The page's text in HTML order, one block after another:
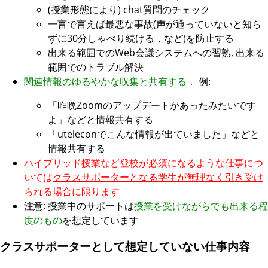
(授業形態により) chat質問のチェック
一言で言えば最悪な事故(声が通っていないと知ら
ずに30分しゃべり続ける，など)を防止する
出来る範囲でのWeb会議システムへの習熟, 出来る
範囲でのトラブル解決
関連情報のゆるやかな収集と共有する． 例:
「昨晩Zoomのアップデートがあったみたいです
よ」などと情報共有する
「uteleconでこんな情報が出ていました」などと
情報共有する
ハイブリッド授業など登校が必須になるような仕事につ
いてはクラスサポーターとなる学生が無理なく引き受け
られる場合に限ります
注意: 授業中のサポートは授業を受けながらでも出来る程
度のものを想定しています
クラスサポーターとして想定していない仕事内容